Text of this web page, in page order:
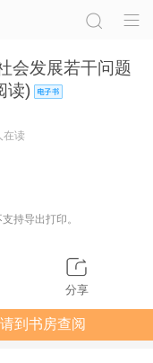
会发展若干问题
读)
在读
持导出打印。
分享
到书房查阅